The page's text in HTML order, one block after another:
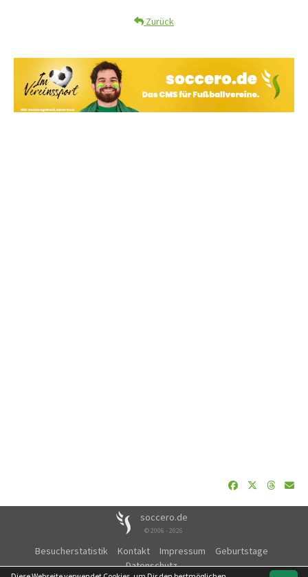
Zurück
soccero.de
© 2006 - 2026
Besucherstatistik Kontakt Impressum
Geburtstage
Datenschutz